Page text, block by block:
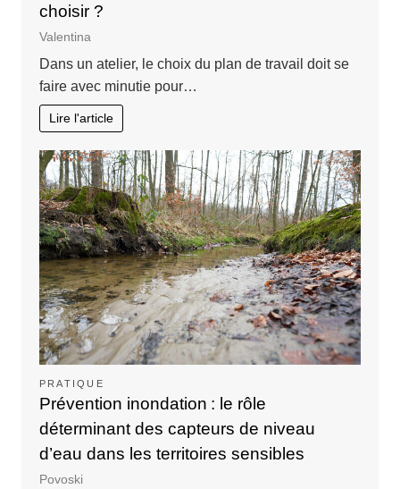
choisir ?
Valentina
Dans un atelier, le choix du plan de travail doit se
faire avec minutie pour…
Lire l'article
PRATIQUE
Prévention inondation : le rôle
déterminant des capteurs de niveau
d’eau dans les territoires sensibles
Povoski